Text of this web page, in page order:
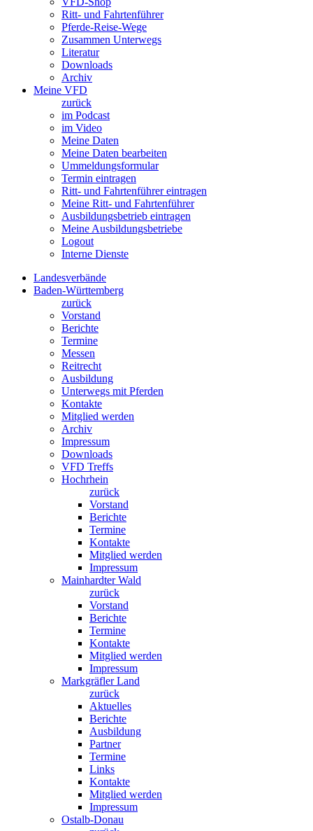
Ritt- und Fahrtenführer
Pferde-Reise-Wege
Zusammen Unterwegs
Literatur
Downloads
Archiv
Meine VFD
zurück
im Podcast
im Video
Meine Daten
Meine Daten bearbeiten
Ummeldungsformular
Termin eintragen
Ritt- und Fahrtenführer eintragen
Meine Ritt- und Fahrtenführer
Ausbildungsbetrieb eintragen
Meine Ausbildungsbetriebe
Logout
Interne Dienste
Landesverbände
Baden-Württemberg
zurück
Vorstand
Berichte
Termine
Messen
Reitrecht
Ausbildung
Unterwegs mit Pferden
Kontakte
Mitglied werden
Archiv
Impressum
Downloads
VFD Treffs
Hochrhein
zurück
Vorstand
Berichte
Termine
Kontakte
Mitglied werden
Impressum
Mainhardter Wald
zurück
Vorstand
Berichte
Termine
Kontakte
Mitglied werden
Impressum
Markgräfler Land
zurück
Aktuelles
Berichte
Ausbildung
Partner
Termine
Links
Kontakte
Mitglied werden
Impressum
Ostalb-Donau